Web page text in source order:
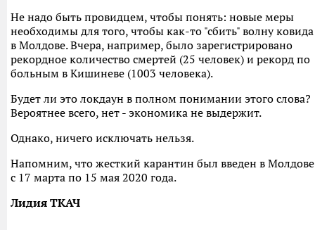
Не надо быть провидцем, чтобы понять: новые меры
необходимы для того, чтобы как-то "сбить" волну ковида
в Молдове. Вчера, например, было зарегистрировано
рекордное количество смертей (25 человек) и рекорд по
больным в Кишиневе (1003 человека).
Будет ли это локдаун в полном понимании этого слова?
Вероятнее всего, нет - экономика не выдержит.
Однако, ничего исключать нельзя.
Напомним, что жесткий карантин был введен в Молдове
с 17 марта по 15 мая 2020 года.
Лидия ТКАЧ